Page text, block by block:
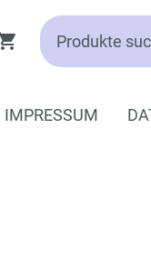
IMPRESSUM